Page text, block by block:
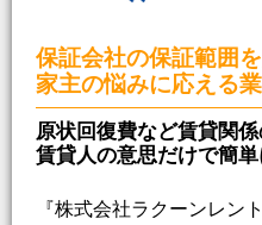
保証会社の保証範囲
家主の悩みに応える
原状回復費など賃貸関
賃貸人の意思だけで簡
『株式会社ラクーンレン